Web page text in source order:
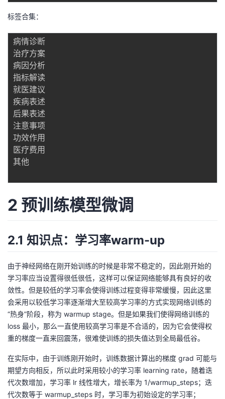
标签合集：
病情诊断
治疗方案
病因分析
指标解读
就医建议
疾病表述
后果表述
注意事项
功效作用
医疗费用
其他
2 预训练模型微调
2.1 知识点：学习率warm-up
由于神经网络在刚开始训练的时候是非常不稳定的，因此刚开始的
学习率应当设置得很低很低，这样可以保证网络能够具有良好的收
敛性。但是较低的学习率会使得训练过程变得非常缓慢，因此这里
会采用以较低学习率逐渐增大至较高学习率的方式实现网络训练的
“热身”阶段，称为 warmup stage。但是如果我们使得网络训练的
loss 最小，那么一直使用较高学习率是不合适的，因为它会使得权
重的梯度一直来回震荡，很难使训练的损失值达到全局最低谷。
在实际中，由于训练刚开始时，训练数据计算出的梯度 grad 可能与
期望方向相反，所以此时采用较小的学习率 learning rate，随着迭
代次数增加，学习率 lr 线性增大，增长率为 1/warmup_steps；迭
代次数等于 warmup_steps 时，学习率为初始设定的学习率；